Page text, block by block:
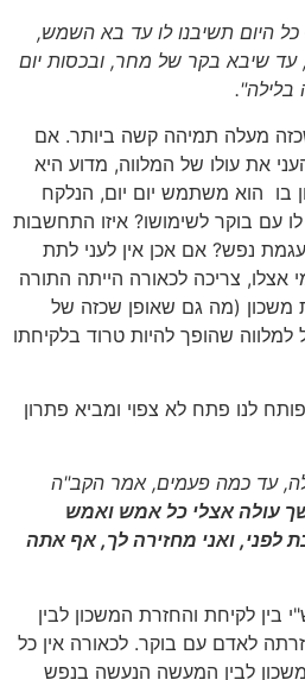
היום תשיבנו לו עד בא השמש,
עד שיבא בקר של מחר, ובכסות יום
בלילה".
מעלה תמיהה קשה ביותר. אם
את עולו של המלווה, מדוע היא
בו הוא משתמש יום יום, הנלקח
עם בוקר לשימושו? איזו התחשבות
נפש? אם אכן אין לעני לתת
אצלו, צריכה לכאורה הייתה התורה
משכון (מה גם שאופן שכזה של
למלווה שהופך להיות טרוד בלקיחתו
לנו פתח לא צפוי ומביא פתרון
עד כמה פעמים, אמר הקב"ה
עולה אצלי כל אמש ואמש
לפני, ואני מחזירה לך, אף אתה
בין לקיחת והחזרת המשכון לבין
לאדם עם בוקר. לכאורה אין כל
לבין המעשה הנעשה בנפש